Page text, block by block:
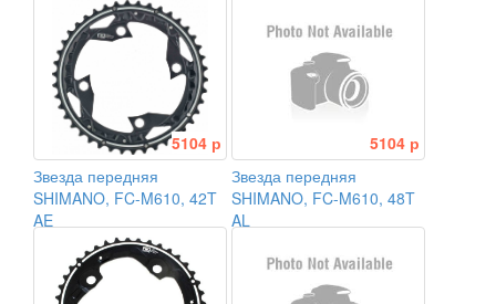
5104 р
Звезда передняя
SHIMANO, FC-M610, 42T
AE
5104 р
Звезда передняя
SHIMANO, FC-M610, 48T
AL